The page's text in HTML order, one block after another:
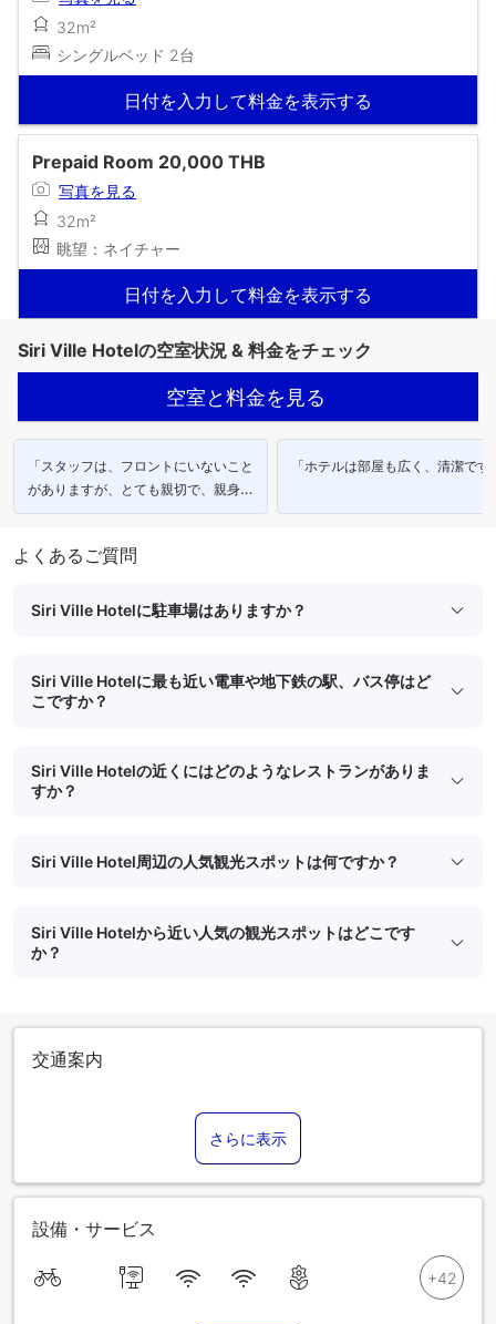
32m²
シングルベッド 2台
日付を入力して料金を表示する
Prepaid Room 20,000 THB
写真を見る
32m²
眺望：ネイチャー
日付を入力して料金を表示する
Siri Ville Hotelの空室状況 & 料金をチェック
空室と料金を見る
「スタッフは、フロントにいないこと
がありますが、とても親切で、親身に
対応してくれます。」
「ホテルは部屋も広く、清潔です
よくあるご質問
Siri Ville Hotelに駐車場はありますか？
Siri Ville Hotelに最も近い電車や地下鉄の駅、バス停はど
こですか？
Siri Ville Hotelの近くにはどのようなレストランがありま
すか？
Siri Ville Hotel周辺の人気観光スポットは何ですか？
Siri Ville Hotelから近い人気の観光スポットはどこです
か？
交通案内
さらに表示
設備・サービス